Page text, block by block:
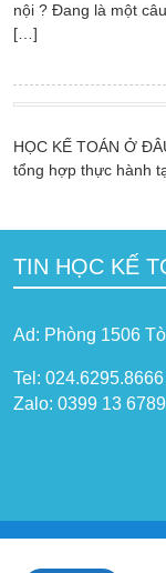
nội ? Đang là một
[…]
HỌC KẾ TOÁN Ở
tổng hợp thực hành
TIN HỌC KẾ
Ad: Phòng 1506
Tel:
Zalo: 0399 13 6789